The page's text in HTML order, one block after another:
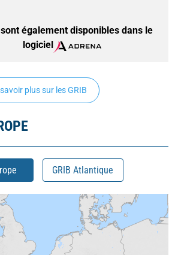
également disponibles dans le
logiciel
plus sur les GRIB
GRIB Atlantique